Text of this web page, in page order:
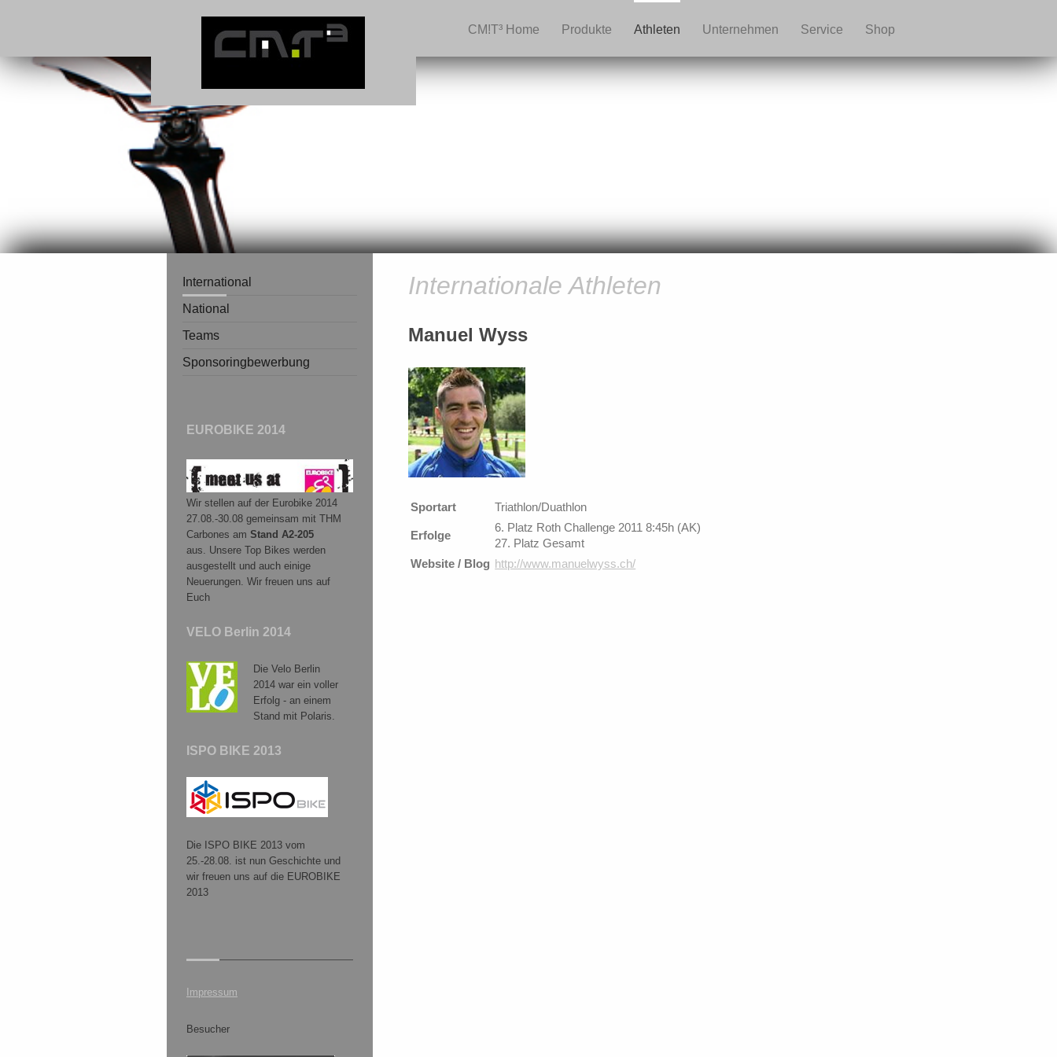
CM!T³ Home Produkte Athleten Unternehmen Service Shop
Internationale Athleten
Manuel Wyss
Sportart Triathlon/Duathlon
Erfolge
6. Platz Roth Challenge 2011 8:45h (AK)
27. Platz Gesamt
Website / Blog http://www.manuelwyss.ch/
International
National
Teams
Sponsoringbewerbung
EUROBIKE 2014
Wir stellen auf der Eurobike 2014
27.08.-30.08 gemeinsam mit THM
Carbones am Stand A2-205
aus. Unsere Top Bikes werden
ausgestellt und auch einige
Neuerungen. Wir freuen uns auf
Euch
VELO Berlin 2014
Die Velo Berlin
2014 war ein voller
Erfolg - an einem
Stand mit Polaris.
ISPO BIKE 2013
Die ISPO BIKE 2013 vom
25.-28.08. ist nun Geschichte und
wir freuen uns auf die EUROBIKE
2013
Impressum
Besucher